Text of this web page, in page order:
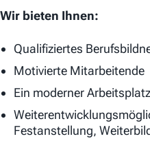
Wir bieten Ihnen:
Qualifiziertes
Motivierte Mitarbeitende
Ein moderner Arbeitsplatz
Festanstellung,